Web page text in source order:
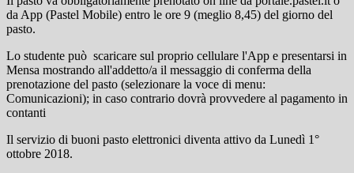
da App (Pastel Mobile) entro le ore 9 (meglio 8,45) del giorno del
pasto.
Lo studente può scaricare sul proprio cellulare l'App e presentarsi in
Mensa mostrando all'addetto/a il messaggio di conferma della
prenotazione del pasto (selezionare la voce di menu:
Comunicazioni); in caso contrario dovrà provvedere al pagamento in
contanti
Il servizio di buoni pasto elettronici diventa attivo da Lunedì 1°
ottobre 2018.